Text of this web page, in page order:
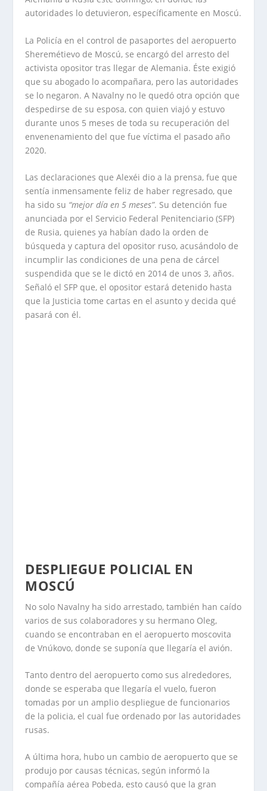
autoridades lo detuvieron, específicamente en Moscú.
La Policía en el control de pasaportes del aeropuerto
Sheremétievo de Moscú, se encargó del arresto del
activista opositor tras llegar de Alemania. Éste exigió
que su abogado lo acompañara, pero las autoridades
se lo negaron. A Navalny no le quedó otra opción que
despedirse de su esposa, con quien viajó y estuvo
durante unos 5 meses de toda su recuperación del
envenenamiento del que fue víctima el pasado año
2020.
Las declaraciones que Alexéi dio a la prensa, fue que
sentía inmensamente feliz de haber regresado, que
ha sido su “mejor día en 5 meses”. Su detención fue
anunciada por el Servicio Federal Penitenciario (SFP)
de Rusia, quienes ya habían dado la orden de
búsqueda y captura del opositor ruso, acusándolo de
incumplir las condiciones de una pena de cárcel
suspendida que se le dictó en 2014 de unos 3, años.
Señaló el SFP que, el opositor estará detenido hasta
que la Justicia tome cartas en el asunto y decida qué
pasará con él.
DESPLIEGUE POLICIAL EN
MOSCÚ
No solo Navalny ha sido arrestado, también han caído
varios de sus colaboradores y su hermano Oleg,
cuando se encontraban en el aeropuerto moscovita
de Vnúkovo, donde se suponía que llegaría el avión.
Tanto dentro del aeropuerto como sus alrededores,
donde se esperaba que llegaría el vuelo, fueron
tomadas por un amplio despliegue de funcionarios
de la policia, el cual fue ordenado por las autoridades
rusas.
A última hora, hubo un cambio de aeropuerto que se
produjo por causas técnicas, según informó la
compañía aérea Pobeda, esto causó que la gran